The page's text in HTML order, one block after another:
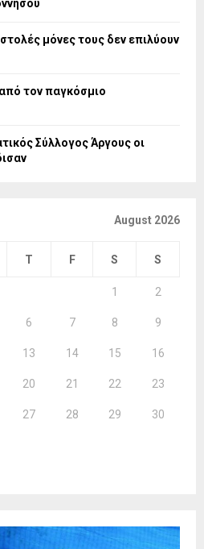
μόνες τους δεν επιλύουν
τον παγκόσμιο
Σύλλογος Άργους οι
August 2026
T F S S
1 2
6 7 8 9
13 14 15 16
20 21 22 23
27 28 29 30